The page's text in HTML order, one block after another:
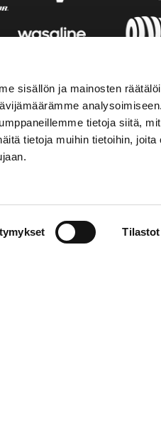
sisällön ja mainosten
tietoja siitä,
tietoja muihin tietoihin,
Tilastot
600